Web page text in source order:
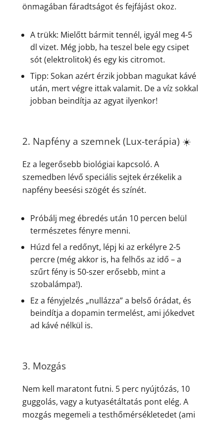
önmagában fáradtságot és fejfájást okoz.
A trükk: Mielőtt bármit tennél, igyál meg 4-5
dl vizet. Még jobb, ha teszel bele egy csipet
sót (elektrolitok) és egy kis citromot.
Tipp: Sokan azért érzik jobban magukat kávé
után, mert végre ittak valamit. De a víz sokkal
jobban beindítja az agyat ilyenkor!
2. Napfény a szemnek (Lux-terápia) ☀️
Ez a legerősebb biológiai kapcsoló. A
szemedben lévő speciális sejtek érzékelik a
napfény beesési szögét és színét.
Próbálj meg ébredés után 10 percen belül
természetes fényre menni.
Húzd fel a redőnyt, lépj ki az erkélyre 2-5
percre (még akkor is, ha felhős az idő – a
szűrt fény is 50-szer erősebb, mint a
szobalámpa!).
Ez a fényjelzés „nullázza” a belső órádat, és
beindítja a dopamin termelést, ami jókedvet
ad kávé nélkül is.
3. Mozgás
Nem kell maratont futni. 5 perc nyújtózás, 10
guggolás, vagy a kutyasétáltatás pont elég. A
mozgás megemeli a testhőmérsékletedet (ami